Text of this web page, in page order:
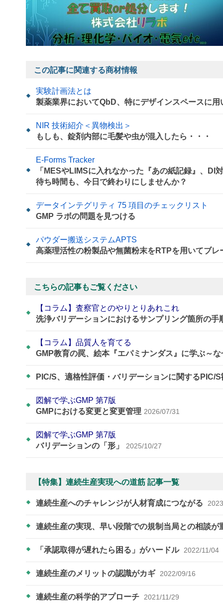
この記事に関連する商材情報
実験計画法とは
製薬業界においてQbD、特にデザインスペースに
NIR 技術紹介＜異物検出＞
もしも、錠剤内部に毛髪や虫が混入したら・・・
E-Forms Tracker
「MESやLIMSに入れなかった『あの紙記録』、
待ち時間も、今日で終わりにしませんか？
データインテグリティ 75 項目のチェックリスト
GMP ラボの問題を見つける
パウダー搬送システムAPTS
高薬理活性の粉製品や無菌粉末をRTPを用いてブ
こちらの記事もご覧ください
【コラム】査察官とのやりとりあれこれ
洗浄バリデーションにおけるサンプリング箇所の手
【コラム】品質人を育てる
GMP教育の罠、絵本『エパミナンダス』に学ぶ～
PIC/S、適格性評価・バリデーションに関するPIC/
図解で学ぶGMP 第7版
GMPにおける変更と変更管理 2026/07/31
図解で学ぶGMP 第7版
バリデーションの「形」
2025/10/27
【特集】連続生産実現への道筋 記事一覧
連続生産へのチャレンジが人材育成につながる
連続生産の実現、早い段階での規制当局との相談が
「承認取得が遅れたら困る」がハードル 2022/11/04
連続生産のメリットの認識がカギ 2022/09/16
連続生産の科学的アプローチ 2021/11/29